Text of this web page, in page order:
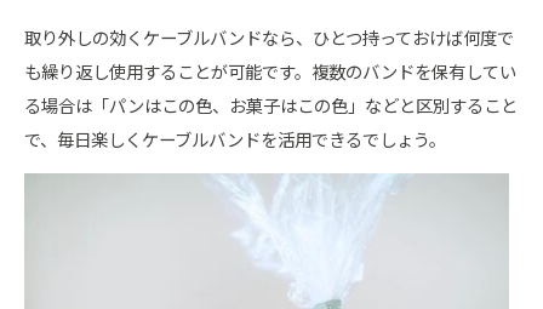
取り外しの効くケーブルバンドなら、ひとつ持っておけば何度で
も繰り返し使用することが可能です。複数のバンドを保有してい
る場合は「パンはこの色、お菓子はこの色」などと区別すること
で、毎日楽しくケーブルバンドを活用できるでしょう。